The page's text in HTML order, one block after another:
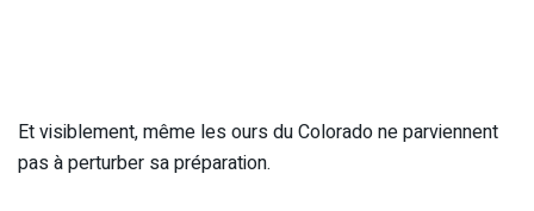
Et visiblement, même les ours du Colorado ne parviennent
pas à perturber sa préparation.